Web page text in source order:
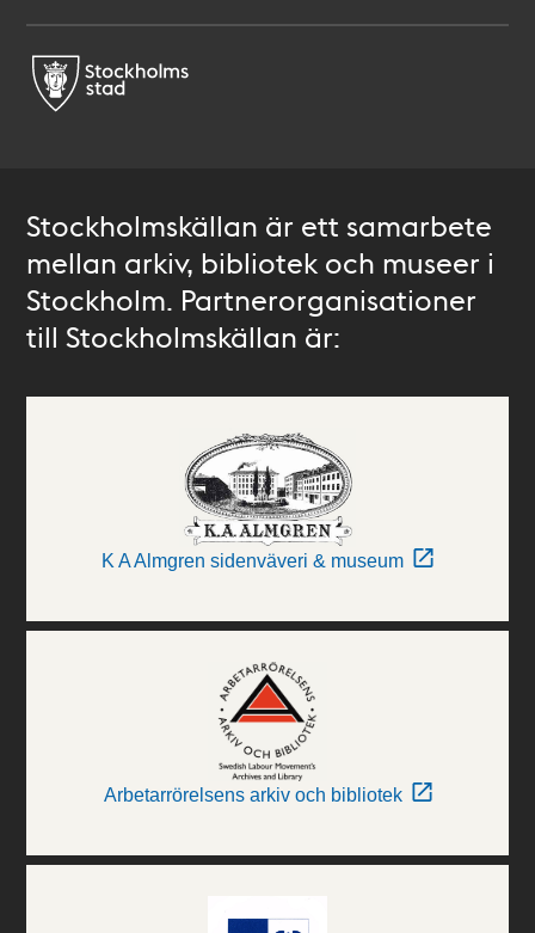
Stockholmskällan är ett samarbete
mellan arkiv, bibliotek och museer i
Stockholm. Partnerorganisationer
till Stockholmskällan är:
K A Almgren sidenväveri & museum
Arbetarrörelsens arkiv och bibliotek